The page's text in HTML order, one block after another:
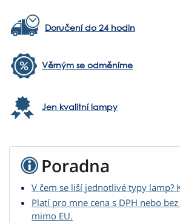
Doručení do 24 hodin
Věrným se odměníme
Jen kvalitní lampy
Poradna
V čem se liší jednotlivé typy lamp?
Platí pro mne cena s DPH nebo
mimo EU.